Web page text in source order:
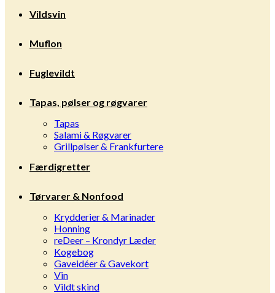
Vildsvin
Muflon
Fuglevildt
Tapas, pølser og røgvarer
Tapas
Salami & Røgvarer
Grillpølser & Frankfurtere
Færdigretter
Tørvarer & Nonfood
Krydderier & Marinader
Honning
reDeer – Krondyr Læder
Kogebog
Gaveidéer & Gavekort
Vin
Vildt skind